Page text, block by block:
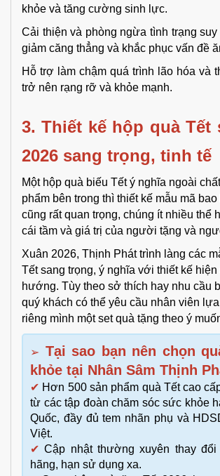
khỏe và tăng cường sinh lực.
Cải thiện và phòng ngừa tình trạng
giảm căng thẳng và khắc phục vấn đề
Hỗ trợ làm chậm quá trình lão hóa và
trở nên rạng rỡ và khỏe mạnh.
3. Thiết kế hộp quà Tết
2026 sang trọng, tinh tế
Một hộp quà biếu Tết ý nghĩa ngoài
phẩm bên trong thì thiết kế mẫu mã
cũng rất quan trọng, chúng ít nhiều thể
cái tầm và giá trị của người tặng và
Xuân 2026, Thịnh Phát trình làng các
Tết sang trọng, ý nghĩa với thiết kế hiện
hướng. Tùy theo sở thích hay nhu cầu
quý khách có thể yêu cầu nhân viên
riêng mình một set quà tặng theo ý
➢ Tại sao bạn nên chọn
khỏe tại Nhân Sâm Thịnh
✔ Hơn 500 sản phẩm quà Tết cao
từ các tập đoàn chăm sóc sức khỏe
Quốc, đầy đủ tem nhãn phụ và
Việt.
✔Cập nhật thường xuyên thay
hãng, hạn sử dụng xa.